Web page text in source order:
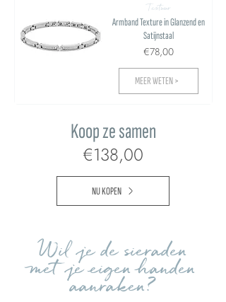
Textuur
Armband Texture in Glanzend en
Satijnstaal
€78,00
MEER WETEN >
Koop ze samen
€138,00
NU KOPEN
Wil je de sieraden
met je eigen handen
aanraken?